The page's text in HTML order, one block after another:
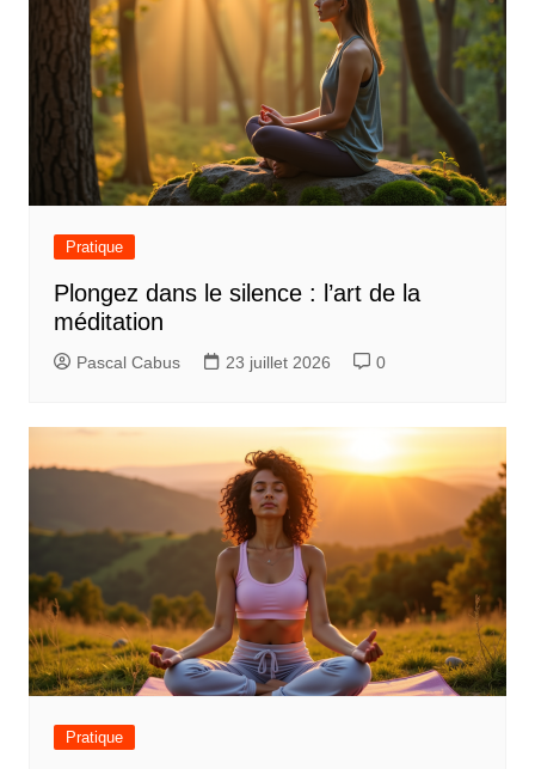
Pratique
Plongez dans le silence : l’art de la
méditation
Pascal Cabus 23 juillet 2026 0
Pratique